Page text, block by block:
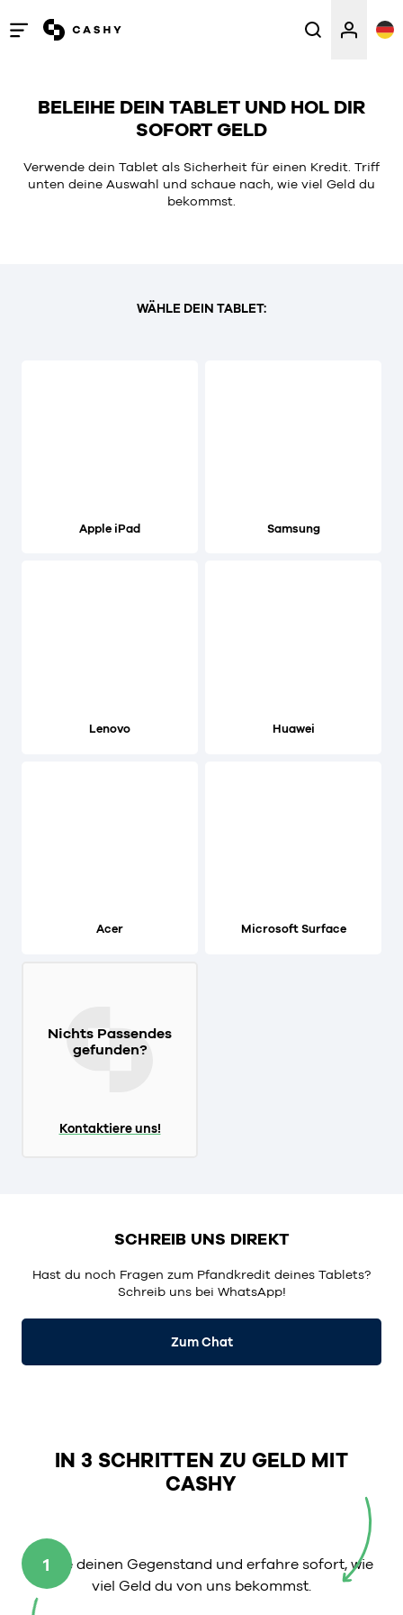
Menü
schließen
BELEIHE DEIN TABLET UND HOL DIR
SOFORT GELD
Verwende dein Tablet als Sicherheit für einen Kredit. Triff
unten deine Auswahl und schaue nach, wie viel Geld du
bekommst.
WÄHLE DEIN TABLET:
Apple iPad Samsung
Lenovo Huawei
Acer Microsoft Surface
Nichts Passendes
gefunden?
Kontaktiere uns!
SCHREIB UNS DIREKT
Hast du noch Fragen zum Pfandkredit deines Tablets?
Schreib uns bei WhatsApp!
Zum Chat
IN 3 SCHRITTEN ZU GELD MIT
CASHY
1
Wähle deinen Gegenstand und erfahre sofort, wie
viel Geld du von uns bekommst.